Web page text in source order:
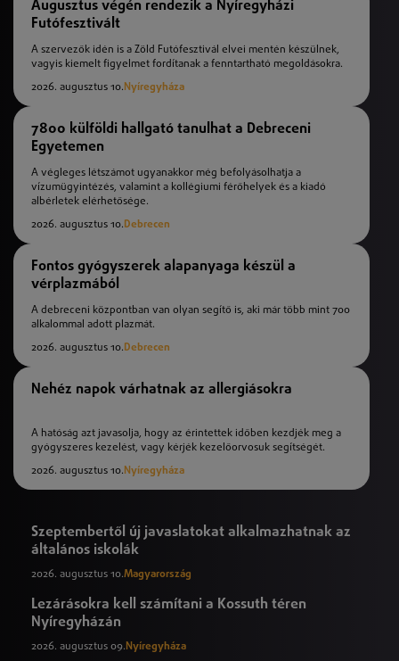
Augusztus végén rendezik a Nyíregyházi
Futófesztivált
A szervezők idén is a Zöld Futófesztivál elvei mentén készülnek,
vagyis kiemelt figyelmet fordítanak a fenntartható megoldásokra.
2026. augusztus 10. Nyíregyháza
7800 külföldi hallgató tanulhat a Debreceni
Egyetemen
A végleges létszámot ugyanakkor még befolyásolhatja a
vízumügyintézés, valamint a kollégiumi férőhelyek és a kiadó
albérletek elérhetősége.
2026. augusztus 10.Debrecen
Fontos gyógyszerek alapanyaga készül a
vérplazmából
A debreceni központban van olyan segítő is, aki már több mint 700
alkalommal adott plazmát.
2026. augusztus 10.Debrecen
Nehéz napok várhatnak az allergiásokra
A hatóság azt javasolja, hogy az érintettek időben kezdjék meg a
gyógyszeres kezelést, vagy kérjék kezelőorvosuk segítségét.
2026. augusztus 10. Nyíregyháza
Szeptembertől új javaslatokat alkalmazhatnak az
általános iskolák
2026. augusztus 10.Magyarország
Lezárásokra kell számítani a Kossuth téren
Nyíregyházán
2026. augusztus 09. Nyíregyháza